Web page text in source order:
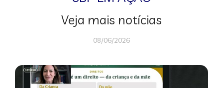
Veja mais notícias
08/06/2026